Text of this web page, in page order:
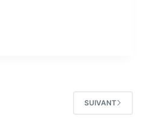
SUIVANT